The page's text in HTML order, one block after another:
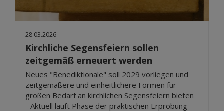
28.03.2026
Kirchliche Segensfeiern sollen
zeitgemäß erneuert werden
Neues "Benediktionale" soll 2029 vorliegen und
zeitgemäßere und einheitlichere Formen für
großen Bedarf an kirchlichen Segensfeiern bieten
- Aktuell läuft Phase der praktischen Erprobung